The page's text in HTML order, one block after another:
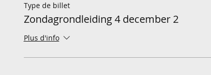
Type de billet
Zondagrondleiding 4 december 2
Plus d'info